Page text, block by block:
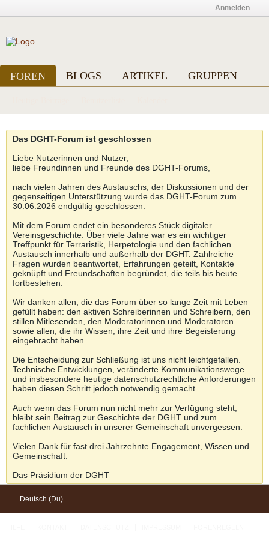
Anmelden
FOREN BLOGS ARTIKEL GRUPPEN
Das DGHT-Forum ist geschlossen
Liebe Nutzerinnen und Nutzer,
liebe Freundinnen und Freunde des DGHT-Forums,
nach vielen Jahren des Austauschs, der Diskussionen und der
gegenseitigen Unterstützung wurde das DGHT-Forum zum
30.06.2026 endgültig geschlossen.
Mit dem Forum endet ein besonderes Stück digitaler
Vereinsgeschichte. Über viele Jahre war es ein wichtiger
Treffpunkt für Terraristik, Herpetologie und den fachlichen
Austausch innerhalb und außerhalb der DGHT. Zahlreiche
Fragen wurden beantwortet, Erfahrungen geteilt, Kontakte
geknüpft und Freundschaften begründet, die teils bis heute
fortbestehen.
Wir danken allen, die das Forum über so lange Zeit mit Leben
gefüllt haben: den aktiven Schreiberinnen und Schreibern, den
stillen Mitlesenden, den Moderatorinnen und Moderatoren
sowie allen, die ihr Wissen, ihre Zeit und ihre Begeisterung
eingebracht haben.
Die Entscheidung zur Schließung ist uns nicht leichtgefallen.
Technische Entwicklungen, veränderte Kommunikationswege
und insbesondere heutige datenschutzrechtliche Anforderungen
haben diesen Schritt jedoch notwendig gemacht.
Auch wenn das Forum nun nicht mehr zur Verfügung steht,
bleibt sein Beitrag zur Geschichte der DGHT und zum
fachlichen Austausch in unserer Gemeinschaft unvergessen.
Vielen Dank für fast drei Jahrzehnte Engagement, Wissen und
Gemeinschaft.
Das Präsidium der DGHT
Deutsch (Du)